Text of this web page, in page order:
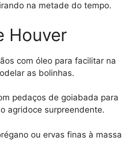
na metade do tempo.
Houver
com óleo para facilitar na
as bolinhas.
pedaços de goiabada para
agridoce surpreendente.
ou ervas finas à massa